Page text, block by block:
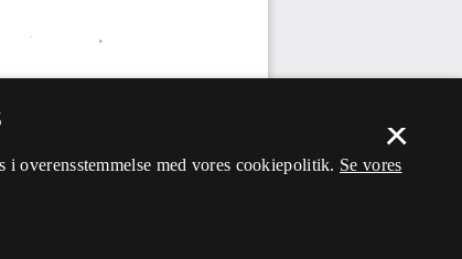
×
overensstemmelse med vores cookiepolitik. Se vores